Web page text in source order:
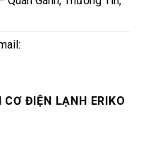
ĐIỆN LẠNH ERIKO